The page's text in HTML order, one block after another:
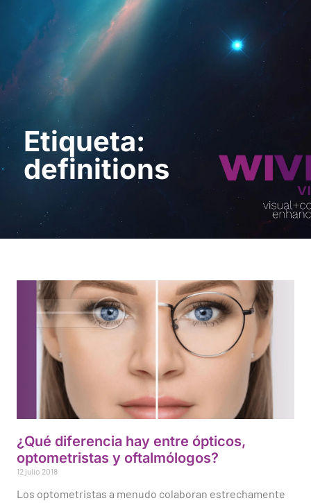
Solicita una demo
Etiqueta:
definitions
¿Qué diferencia hay entre ópticos,
optometristas y oftalmólogos?
12 julio 2018
Los optometristas a menudo colaboran estrechamente